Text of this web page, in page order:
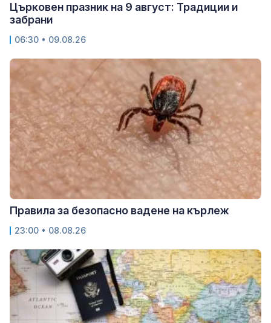
Църковен празник на 9 август: Традиции и
забрани
06:30 • 09.08.26
Правила за безопасно вадене на кърлеж
23:00 • 08.08.26